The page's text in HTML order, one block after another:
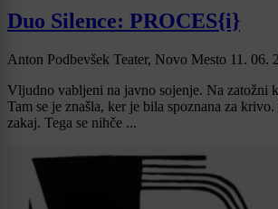
Duo Silence: PROCES{i}
Anton Podbevšek Teater, Novo Mesto 11. 06.
Vljudno vabljeni na javno sojenje. Na zatožni
Tam se je znašla, ker je bila spoznana za
zakaj. Tega se nihče ...